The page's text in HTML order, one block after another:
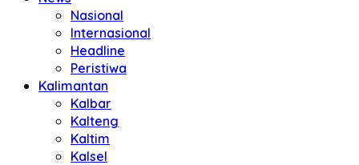
Nasional
Internasional
Headline
Peristiwa
Kalimantan
Kalbar
Kalteng
Kaltim
Kalsel